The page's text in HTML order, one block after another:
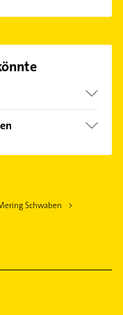
Schwaben